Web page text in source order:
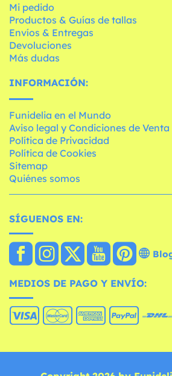
Mi pedido
Productos & Guías de tallas
Envíos & Entregas
Devoluciones
Más dudas
INFORMACIÓN:
Funidelia en el Mundo
Aviso legal y Condiciones de Venta
Política de Privacidad
Política de Cookies
Sitemap
Quiénes somos
SÍGUENOS EN:
MEDIOS DE PAGO Y ENVÍO: